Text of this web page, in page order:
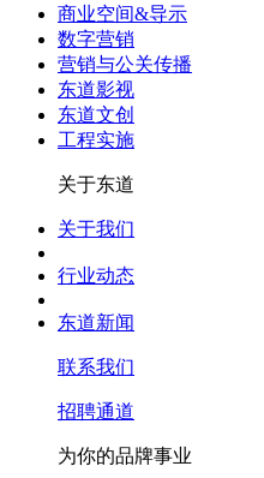
商业空间&导示
数字营销
营销与公关传播
东道影视
东道文创
工程实施
关于东道
关于我们
行业动态
东道新闻
联系我们
招聘通道
为你的品牌事业